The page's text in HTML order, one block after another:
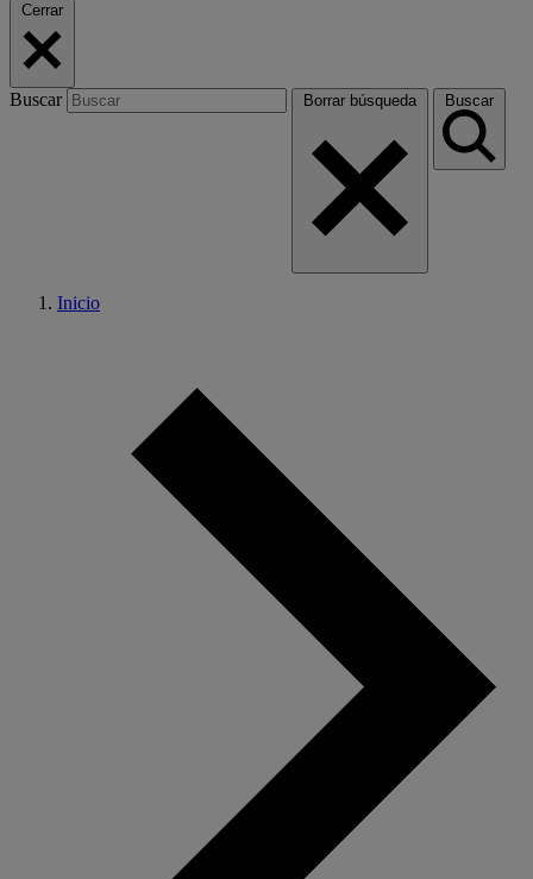
Cerrar
Buscar Borrar búsqueda Buscar
Inicio